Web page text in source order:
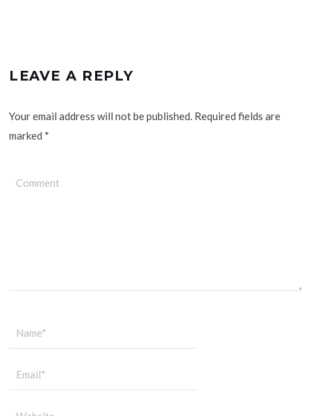
LEAVE A REPLY
Your email address will not be published. Required fields are
marked *